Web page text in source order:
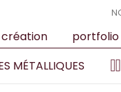
portfolio
MÉTALLIQUES